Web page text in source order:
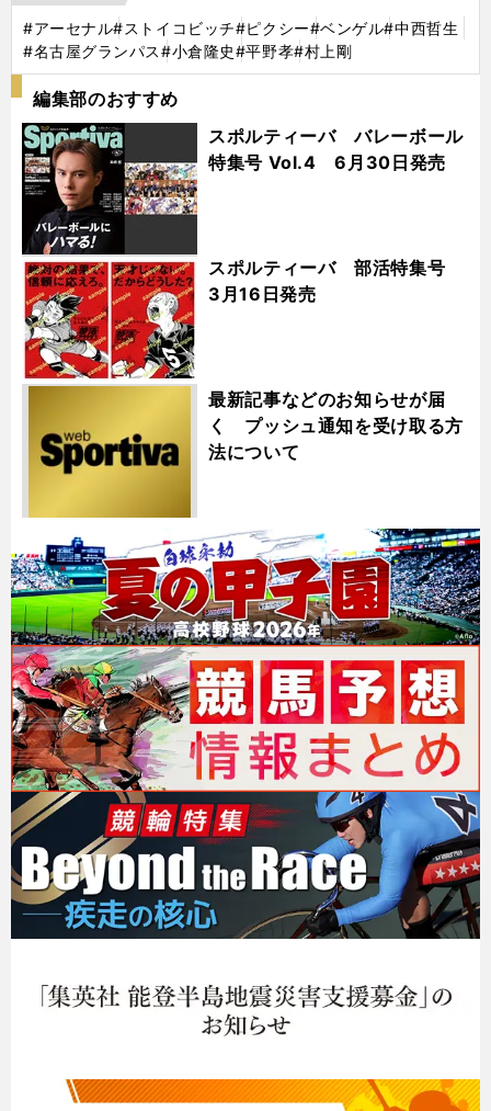
#アーセナル#ストイコビッチ#ピクシー#ベンゲル#中西哲生
#名古屋グランパス#小倉隆史#平野孝#村上剛
編集部のおすすめ
スポルティーバ バレーボール
特集号 Vol.4 6月30日発売
スポルティーバ 部活特集号
3月16日発売
最新記事などのお知らせが届
く プッシュ通知を受け取る方
法について